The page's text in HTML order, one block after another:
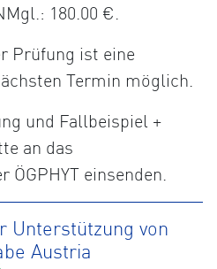
180.00 €.
Prüfung ist eine
Termin möglich.
und Fallbeispiel +
an das
einsenden.
Unterstützung von
Austria